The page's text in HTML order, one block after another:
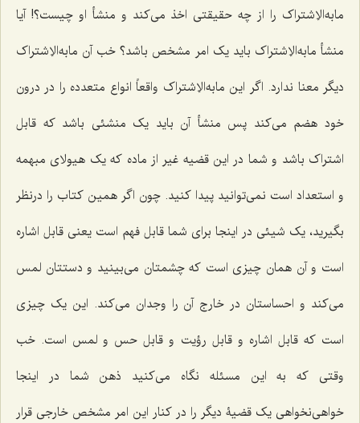
مابه‌الاِشتراک را از چه حقیقتى اخذ مى‌کند و منشأ او چیست؟! آیا
منشأ مابه‌الاِشتراک باید یک امر مشخص باشد؟ خب آن مابه‌الاِشتراک
دیگر معنا ندارد. اگر این مابه‌الاِشتراک واقعاً انواع متعدده را در درون
خود هضم مى‌کند پس منشأ آن باید یک منشئى باشد که قابل
اشتراک باشد و شما در این قضیه غیر از ماده که یک هیولاى مبهمه
و استعداد است‌ نمى‌توانید پیدا کنید. چون اگر همین کتاب را درنظر
بگیرید، یک شیئى در اینجا براى شما قابل فهم است یعنى قابل اشاره
است و آن همان چیزى است که چشمتان مى‌بینید و دستتان لمس
مى‌کند و احساستان در خارج آن را وجدان مى‌کند. این یک چیزى
است که قابل اشاره و قابل رؤیت و قابل حس و لمس است. خب
وقتى که به این مسئله نگاه مى‌کنید ذهن شما در اینجا
خواهى‌نخواهى یک قضیۀ دیگر را در کنار این امر مشخص خارجى قرار